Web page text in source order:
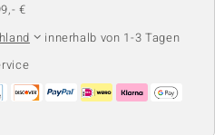
€
innerhalb von 1-3 Tagen